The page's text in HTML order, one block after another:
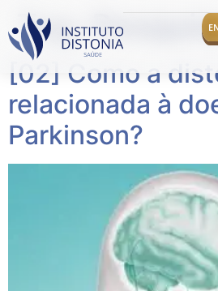
Tag:
[02] Como a
relacionada à
Parkinson?